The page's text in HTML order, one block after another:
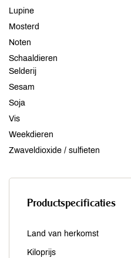
Lupine
Mosterd
Noten
Schaaldieren
Selderij
Sesam
Soja
Vis
Weekdieren
Zwaveldioxide / sulfieten
Productspecificaties
Land van herkomst
Kiloprijs